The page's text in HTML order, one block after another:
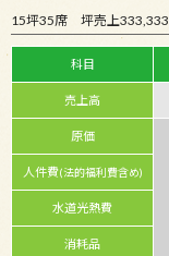
15坪35席 坪売上333,333
科目
売上高
原価
人件費(法的福利費含め)
水道光熱費
消耗品